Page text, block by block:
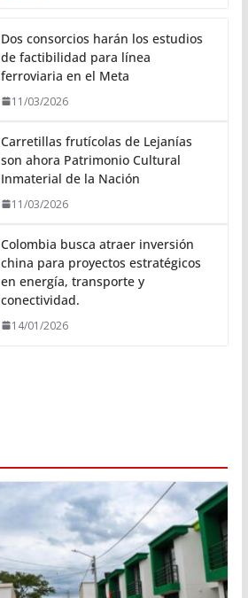
Dos consorcios harán los estudios
de factibilidad para línea
ferroviaria en el Meta
11/03/2026
Carretillas frutícolas de Lejanías
son ahora Patrimonio Cultural
Inmaterial de la Nación
11/03/2026
Colombia busca atraer inversión
china para proyectos estratégicos
en energía, transporte y
conectividad.
14/01/2026